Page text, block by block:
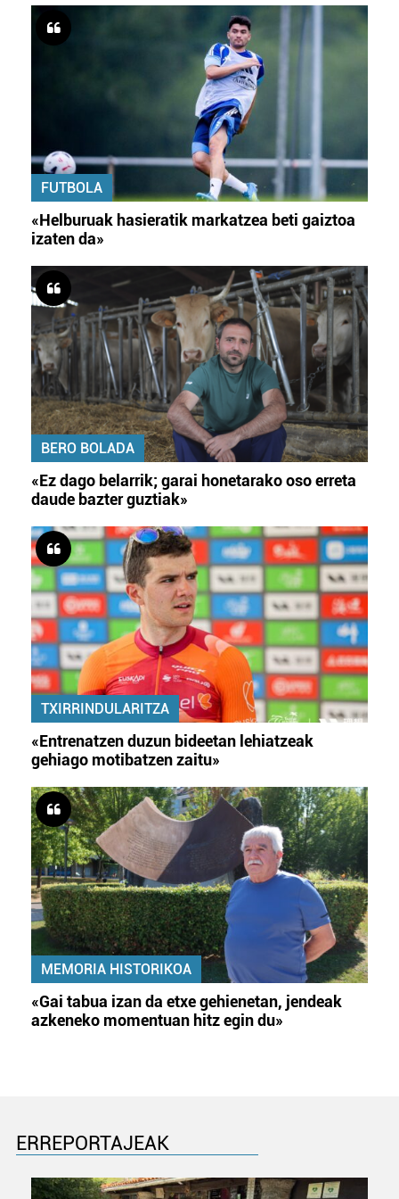
FUTBOLA
«Helburuak hasieratik markatzea beti gaiztoa
izaten da»
BERO BOLADA
«Ez dago belarrik; garai honetarako oso erreta
daude bazter guztiak»
TXIRRINDULARITZA
«Entrenatzen duzun bideetan lehiatzeak
gehiago motibatzen zaitu»
MEMORIA HISTORIKOA
«Gai tabua izan da etxe gehienetan, jendeak
azkeneko momentuan hitz egin du»
ERREPORTAJEAK